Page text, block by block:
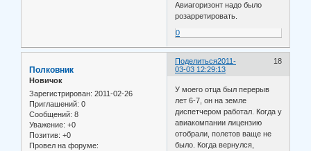
Авиагоризонт надо было
розарретировать.
0
Поделиться 18
2011-
03-03 12:29:13
Полковник
Новичок
Зарегистрирован: 2011-02-26
Приглашений: 0
Сообщений: 8
Уважение: +0
Позитив: +0
Провел на форуме:
У моего отца был перерыв
лет 6-7, он на земле
диспетчером работал. Когда у
авиакомпании лицензию
отобрали, полетов ваще не
было. Когда вернулся,